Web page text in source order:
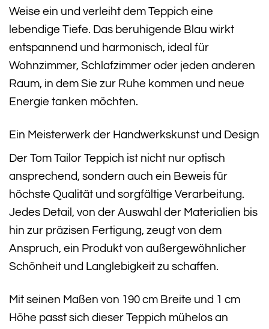
Weise ein und verleiht dem Teppich eine
lebendige Tiefe. Das beruhigende Blau wirkt
entspannend und harmonisch, ideal für
Wohnzimmer, Schlafzimmer oder jeden anderen
Raum, in dem Sie zur Ruhe kommen und neue
Energie tanken möchten.
Ein Meisterwerk der Handwerkskunst und Design
Der Tom Tailor Teppich ist nicht nur optisch
ansprechend, sondern auch ein Beweis für
höchste Qualität und sorgfältige Verarbeitung.
Jedes Detail, von der Auswahl der Materialien bis
hin zur präzisen Fertigung, zeugt von dem
Anspruch, ein Produkt von außergewöhnlicher
Schönheit und Langlebigkeit zu schaffen.
Mit seinen Maßen von 190 cm Breite und 1 cm
Höhe passt sich dieser Teppich mühelos an